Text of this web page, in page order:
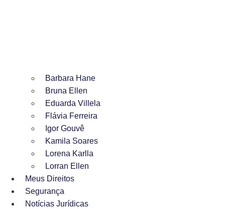
Barbara Hane
Bruna Ellen
Eduarda Villela
Flávia Ferreira
Igor Gouvê
Kamila Soares
Lorena Karlla
Lorran Ellen
Meus Direitos
Segurança
Notícias Jurídicas